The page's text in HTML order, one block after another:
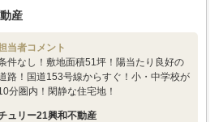
産
当者コメント
件なし！敷地面積51坪！陽当たり良好の
路！国道153号線からすぐ！小・中学校が
分圏内！閑静な住宅地！
ュリー21興和不動産